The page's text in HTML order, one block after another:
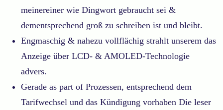
meinereiner wie Dingwort gebraucht sei &
dementsprechend groß zu schreiben ist und bleibt.
Engmaschig & nahezu vollflächig strahlt unserem das
Anzeige über LCD- & AMOLED-Technologie
advers.
Gerade as part of Prozessen, entsprechend dem
Tarifwechsel und das Kündigung vorhaben Die leser